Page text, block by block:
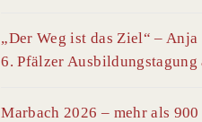
„Der Weg ist das Ziel“ –
6. Pfälzer Ausbildungstagung
Marbach 2026 – mehr als